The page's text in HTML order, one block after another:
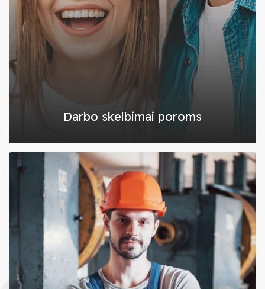
Vokietijoje, Olandijoje, Belgijoje, Suomijoje ir Švedijoje.
Tad jei svajojate dirbti venoje iš šių šalių, padėsime
įgyvendinti šią svajonę.
Garantuojame patikimą, visas socialines garantijas
suteiksiantį darbą pasirinktoje užsienio šalyje.
Rasime ne tik jums labiausiai tinkantį darbą, bet ir
pasirūpinsime apgyvendinimu.
tiek poroms. Visai nesvarbu ar dirbti svetur norite vykti
Mūsų įdarbinimo agentūra – svetinga vieta
Visus svarstančius apie galimybę išvykti dirbti į užsienį
raginame nebijoti žengti šio žingsnio, nes reikiamą pagalbą
visuomet suteiks BondoJobs ekspertų komanda. Atvykite
pokalbiui į mūsų svetingą biurą Vilniuje arba suplanuokime
virtualų susitikimą jums patogiu laiku. Būkite tikri, vieni kitus
suprasime ir svajonių darbą užsienyje būtinai atrasime.
Darbo skelbimai poroms